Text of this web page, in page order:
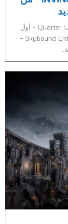
خلال فعاليات IGN Fan Fest، أعلنت شركة Quarter Up – أول
استوديو تطوير ألعاب داخلي تابع لـ Skybound Entertainment –